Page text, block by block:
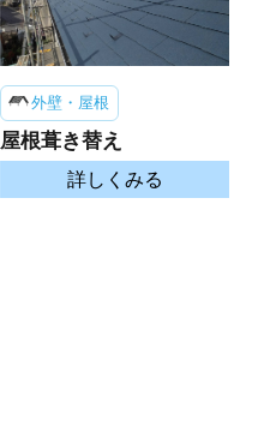
外壁・屋根
屋根葺き替え
詳しくみる